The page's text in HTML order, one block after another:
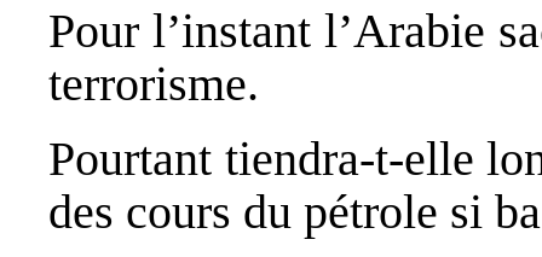
Pour l’instant l’Arabie
terrorisme.
Pourtant tiendra-t-elle
des cours du pétrole si